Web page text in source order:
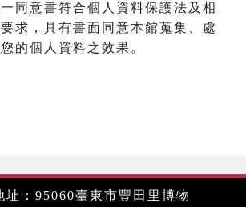
同意書符合個人資料保護法及相
求，具有書面同意本館蒐集、處
的個人資料之效果。
址：95060臺東市豐田里博物